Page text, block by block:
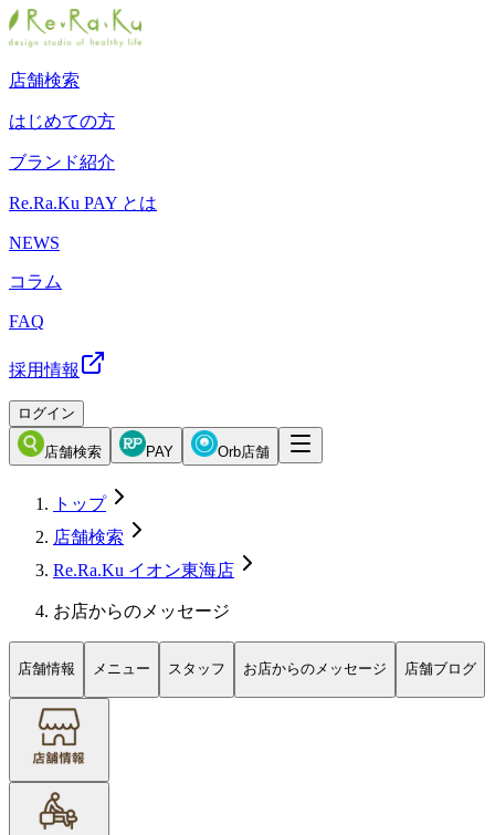
店舗検索
はじめての方
ブランド紹介
Re.Ra.Ku PAY とは
NEWS
コラム
FAQ
採用情報
ログイン
店舗検索 PAY Orb店舗
トップ
店舗検索
Re.Ra.Ku イオン東海店
お店からのメッセージ
店舗情報 メニュー スタッフ お店からのメッセージ 店舗ブログ